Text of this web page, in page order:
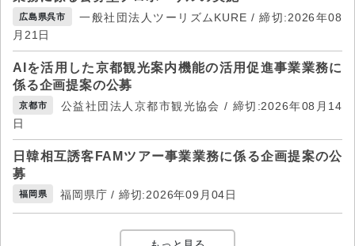
広島県呉市
一般社団法人ツーリズムKURE / 締切:2026年08
月21日
AIを活用した京都観光案内機能の活用促進事業業務に
係る企画提案の公募
京都市
公益社団法人京都市観光協会 / 締切:2026年08月14
日
日韓相互誘客FAMツアー事業業務に係る企画提案の公
募
福岡県 福岡県庁 / 締切:2026年09月04日